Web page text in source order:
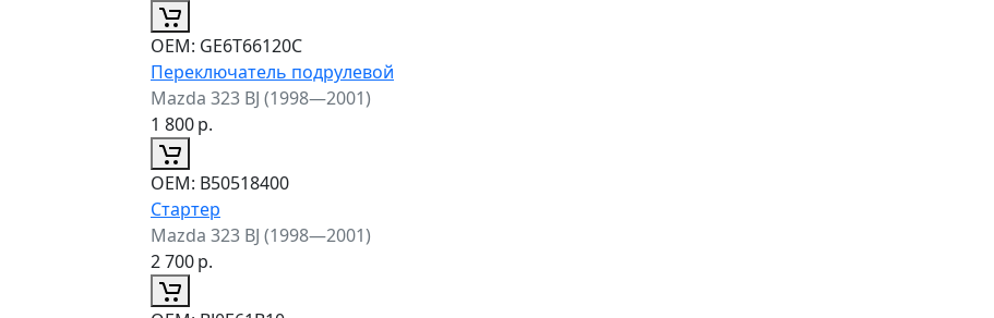
ОЕМ: GE6T66120C
Переключатель подрулевой
Mazda 323 BJ (1998—2001)
1 800р.
ОЕМ: B50518400
Стартер
Mazda 323 BJ (1998—2001)
2 700р.